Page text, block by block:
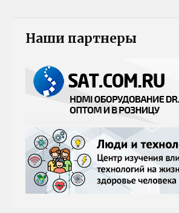
Наши партнеры